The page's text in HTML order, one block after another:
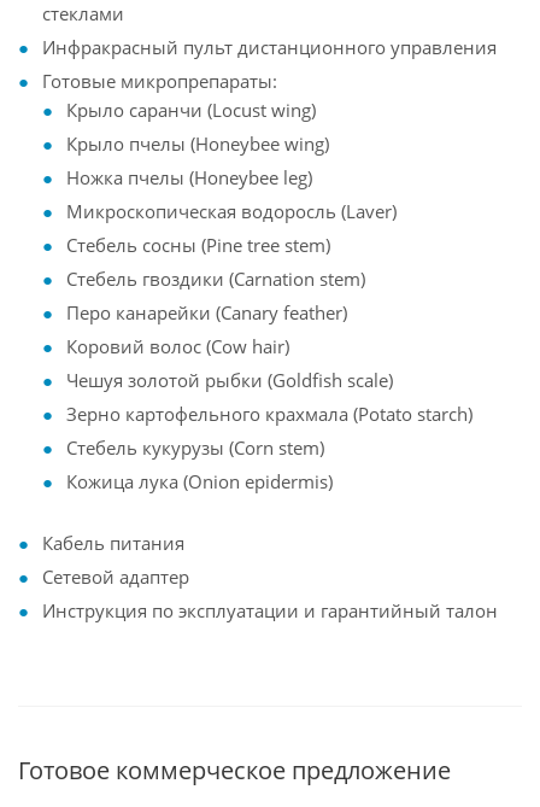
стеклами
Инфракрасный пульт дистанционного управления
Готовые микропрепараты:
Крыло саранчи (Locust wing)
Крыло пчелы (Honeybee wing)
Ножка пчелы (Honeybee leg)
Микроскопическая водоросль (Laver)
Стебель сосны (Pine tree stem)
Стебель гвоздики (Carnation stem)
Перо канарейки (Canary feather)
Коровий волос (Cow hair)
Чешуя золотой рыбки (Goldfish scale)
Зерно картофельного крахмала (Potato starch)
Стебель кукурузы (Corn stem)
Кожица лука (Onion epidermis)
Кабель питания
Сетевой адаптер
Инструкция по эксплуатации и гарантийный талон
Готовое коммерческое предложение